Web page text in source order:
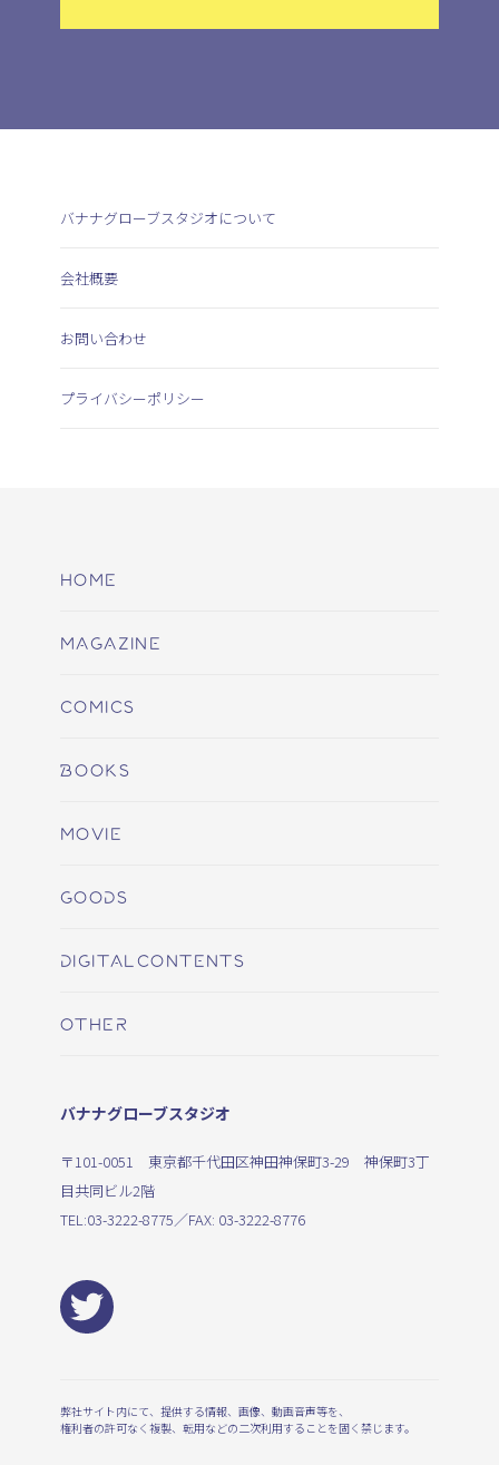
バナナグローブスタジオについて
会社概要
お問い合わせ
プライバシーポリシー
HOME
MAGAZINE
COMICS
BOOKS
MOVIE
GOODS
DIGITALCONTENTS
OTHER
バナナグローブスタジオ
〒101-0051 東京都千代田区神田神保町3-29 神保町3丁
目共同ビル2階
TEL:03-3222-8775／FAX: 03-3222-8776
弊社サイト内にて、提供する情報、画像、動画音声等を、
権利者の許可なく複製、転用などの二次利用することを固く禁じます。